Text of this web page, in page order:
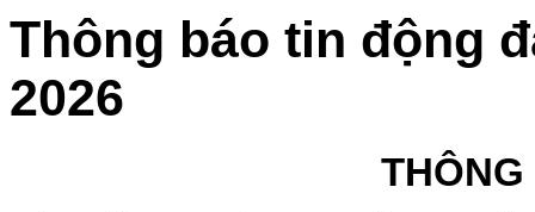
Thông báo tin động
2026